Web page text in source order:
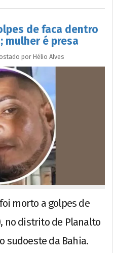
de faca dentro
mulher é presa
porHélio Alves
morto a golpes de
no distrito de Planalto
sudoeste da Bahia.